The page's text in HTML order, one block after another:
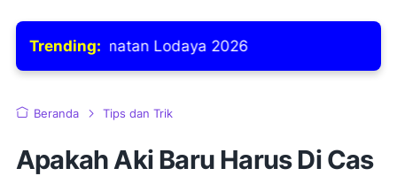
Trending:
Lodaya 2026
Beranda Tips dan Trik
Apakah Aki Baru Harus Di Cas